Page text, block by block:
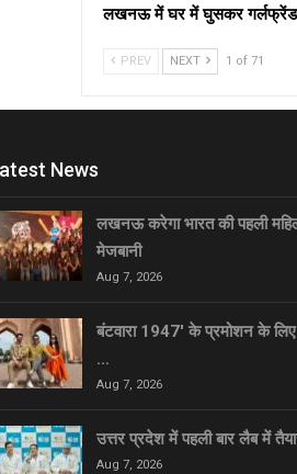
लखनऊ में घर में घुसकर गर्लफ्रेंड
PREV NEXT 1 of 71
News
लखनऊ करेगा भारत की पहली
मेजबानी
Aug 7, 2026
बंटवारा 1947′ के प्रमोशन के
…
Aug 7, 2026
उत्तर प्रदेश में पहली बार लैब में
Aug 7, 2026